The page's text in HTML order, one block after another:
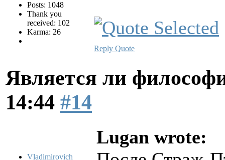
Posts: 1048
Thank you
received: 102
Karma: 26
Reply Quote
Является ли
14:44 #14
Vladimirovich
Lugan wrote: